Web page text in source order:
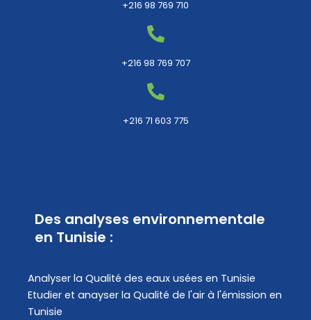
+216 98 769 710
+216 98 769 707
+216 71 603 775
Des analyses environnementale
en Tunisie :
Analyser la Qualité des eaux usées en Tunisie
Etudier et anayser la Qualité de l'air à l'émission en
Tunisie